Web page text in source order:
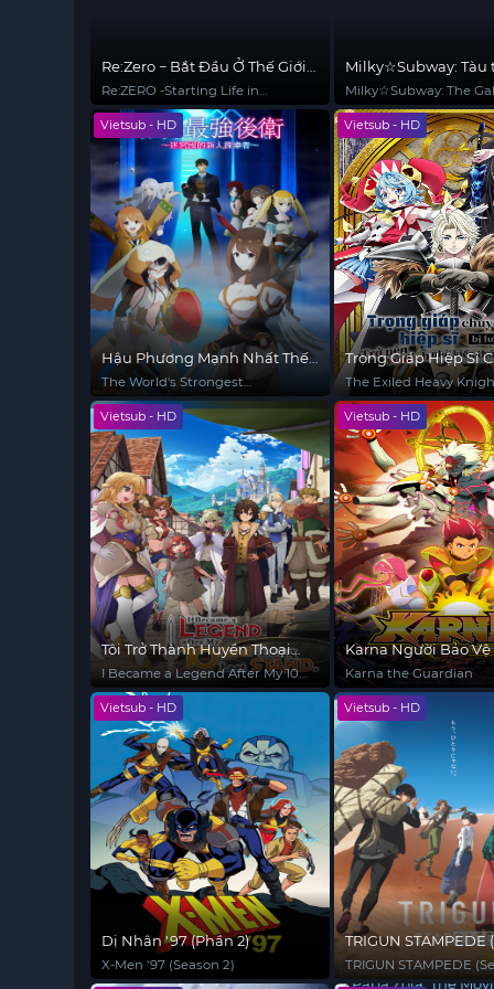
Re:Zero − Bắt Đầu Ở Thế Giới
Khác (Phần 4)
Re:ZERO -Starting Life in
Another World- Season 4
Milky☆Subway: Tàu
thiên hà – Phim
Milky☆Subway: The
Limited Express - the
Vietsub - HD
Hậu Phương Mạnh Nhất Thế
Giới - Nhà Khai Phá Tân Binh
Của Vương Quốc Mê Cung
The World's Strongest
Rearguard
Vietsub - HD
Trọng Giáp Hiệp Sĩ
Sinh Bị Lưu Đày Trở
Địch Nhờ Kiến Thức
The Exiled Heavy
How to Game the
Vietsub - HD
Tôi Trở Thành Huyền Thoại
Sau Trận Chiến Cuối Cùng
Kéo Dài 10 Năm
I Became a Legend After My 10
Year-Long Last Stand
Vietsub - HD
Karna Người Bảo Vệ
Karna the Guardian
Vietsub - HD
Dị Nhân '97 (Phần 2)
X-Men '97 (Season 2)
Vietsub - HD
TRIGUN STAMPEDE
Stargaze
TRIGUN STAMPEDE